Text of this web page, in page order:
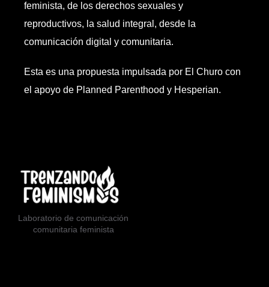
feminista, de los derechos sexuales y
reproductivos, la salud integral, desde la
comunicación digital y comunitaria.
Esta es una propuesta impulsada por El Churo con
el apoyo de Planned Parenthood y Hesperian.
Laboratorio de comunicación
comunitaria feminista